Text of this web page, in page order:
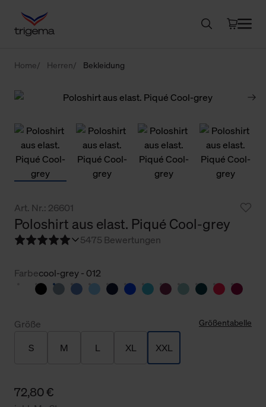
Home Herren Bekleidung
Art. Nr.: 26601
Poloshirt aus elast. Piqué Cool-grey
5475 Bewertungen
Farbecool-grey - 012
Größe Größentabelle
S M L XL XXL
72,80 €